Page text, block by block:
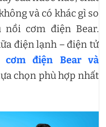
và có khác gì so
nồi cơm điện Bear.
điện lạnh – điện tử
điện Bear và
chọn phù hợp nhất